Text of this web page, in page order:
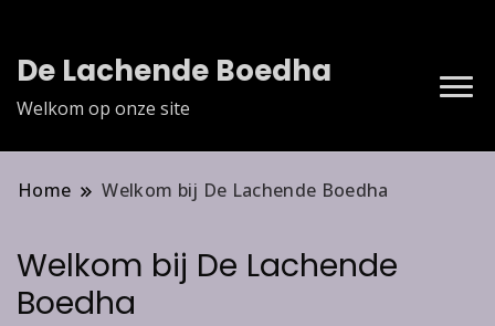
De Lachende Boedha
Welkom op onze site
Home Welkom bij De Lachende Boedha
Welkom bij De Lachende
Boedha